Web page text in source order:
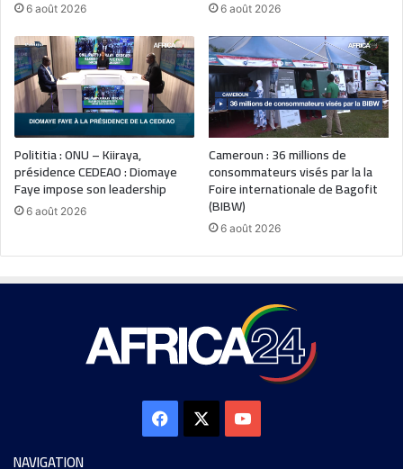
6 août 2026 6 août 2026
Polititia : ONU – Kiiraya,
présidence CEDEAO : Diomaye
Faye impose son leadership
6 août 2026
Cameroun : 36 millions de
consommateurs visés par la la
Foire internationale de Bagofit
(BIBW)
6 août 2026
NAVIGATION